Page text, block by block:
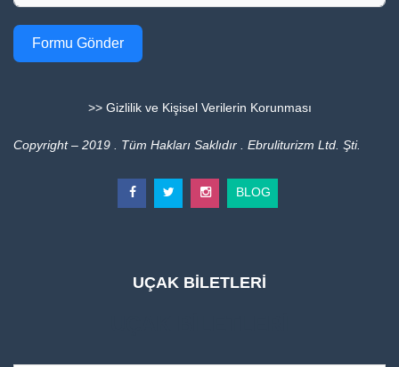
Formu Gönder
>> Gizlilik ve Kişisel Verilerin Korunması
Copyright – 2019 . Tüm Hakları Saklıdır . Ebruliturizm Ltd. Şti.
BLOG
UÇAK BİLETLERİ